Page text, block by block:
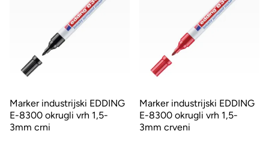
Marker industrijski EDDING
E-8300 okrugli vrh 1,5-
3mm crni
Marker industrijski EDDING
E-8300 okrugli vrh 1,5-
3mm crveni